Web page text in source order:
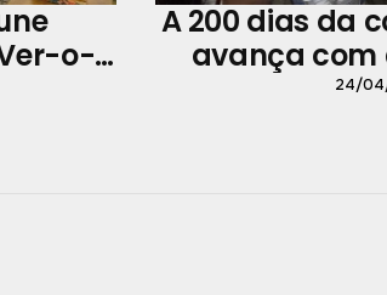
o-
A 200 dias da
avança com
24/